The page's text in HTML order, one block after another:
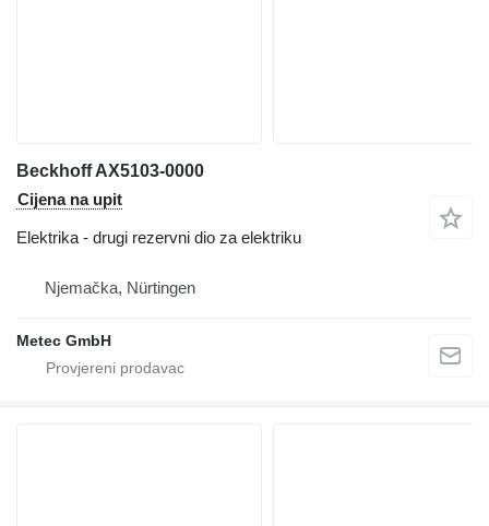
Beckhoff AX5103-0000
Cijena na upit
Elektrika - drugi rezervni dio za elektriku
Njemačka, Nürtingen
Metec GmbH